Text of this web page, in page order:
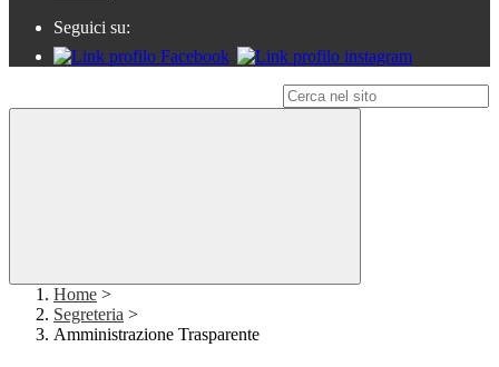
Seguici su:
Home >
Segreteria >
Amministrazione Trasparente